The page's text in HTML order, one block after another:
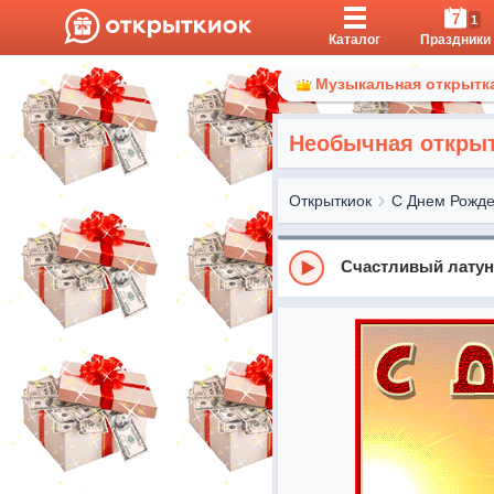
Каталог
7 1
Праздники
Музыкальная
Необычная
Открыткиок С Днем
Счастливый